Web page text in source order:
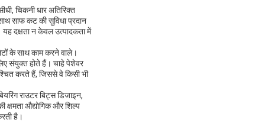
चिकनी धार अतिरिक्त
साफ कट की सुविधा प्रदान
दक्षता न केवल उत्पादकता में
के साथ काम करने वाले।
संयुक्त होते हैं। चाहे पेशेवर
करते हैं, जिससे वे किसी भी
राउटर बिट्स डिजाइन,
औद्योगिक और शिल्प
है।